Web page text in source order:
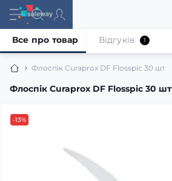
Флоспік Curaprox DF Flosspic 30 шт
Флоспік Curaprox DF Flosspic 30 шт
Все про товар Відгуків 1
-13%